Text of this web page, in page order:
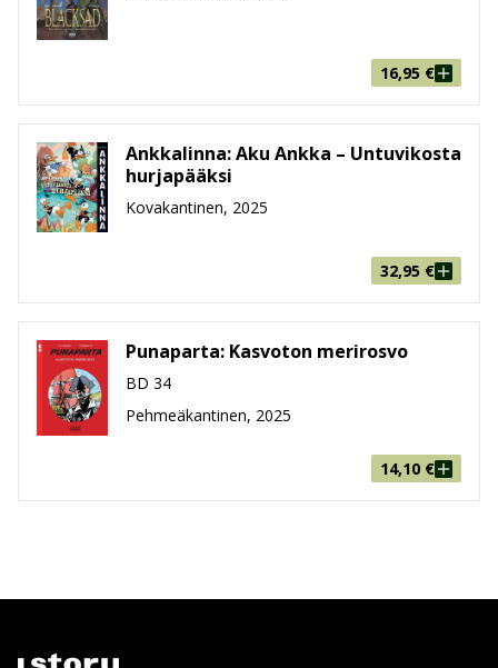
16,95 €
Ankkalinna: Aku Ankka – Untuvikosta
hurjapääksi
Kovakantinen, 2025
32,95 €
Punaparta: Kasvoton merirosvo
BD 34
Pehmeäkantinen, 2025
14,10 €